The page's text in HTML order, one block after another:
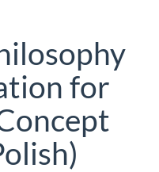
for